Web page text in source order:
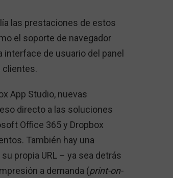
las prestaciones de estos
el soporte de navegador
de usuario del panel
clientes.
App Studio, nuevas
directo a las soluciones
Office 365 y Dropbox
También hay una
propia URL – ya sea detrás
a demanda (print-on-